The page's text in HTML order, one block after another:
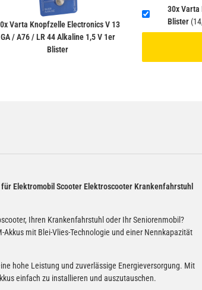
Varta Knopfzelle Electronics V 13
GA / A76 / LR 44 Alkaline 1,5 V 1er
Blister
30x Varta
Blister
Elektromobil Scooter Elektroscooter Krankenfahrstuhl
Ihren Krankenfahrstuhl oder Ihr Seniorenmobil?
Akkus mit Blei-Vlies-Technologie und einer Nennkapazität
hohe Leistung und zuverlässige Energieversorgung. Mit
einfach zu installieren und auszutauschen.